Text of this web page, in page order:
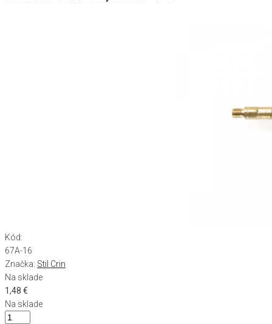
Kód:
67A-16
Značka: Stil Crin
Na sklade
1,48 €
Na sklade
množstvo